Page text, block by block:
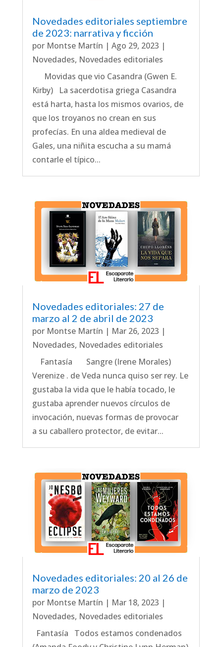
Novedades editoriales septiembre
de 2023: narrativa y ficción
por Montse Martín | Ago 29, 2023 |
Novedades, Novedades editoriales
Movidas que vio Casandra (Gwen E.
Kirby) La sacerdotisa griega Casandra
está harta, hasta los mismos ovarios, de
que los troyanos no crean en sus
profecías. En una aldea medieval de
Gales, una niñita escucha a su mamá
contarle el típico...
Novedades editoriales: 27 de
marzo al 2 de abril de 2023
por Montse Martín | Mar 26, 2023 |
Novedades, Novedades editoriales
Fantasía Sangre (Irene Morales)
Verenize . de Veda nunca quiso ser rey. Le
gustaba la vida que le había tocado, le
gustaba aprender nuevos círculos de
invocación, nuevas formas de provocar
a su caballero protector, de evitar...
Novedades editoriales: 20 al 26 de
marzo de 2023
por Montse Martín | Mar 18, 2023 |
Novedades, Novedades editoriales
Fantasía Todos estamos condenados